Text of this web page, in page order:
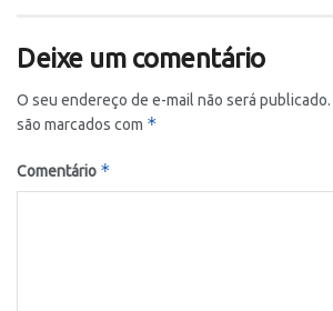
Deixe um comentário
O seu endereço de e-mail não será publicado.
são marcados com *
Comentário *